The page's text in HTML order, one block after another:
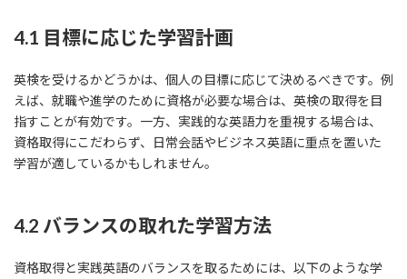
4.1 目標に応じた学習計画
英検を受けるかどうかは、個人の目標に応じて決めるべきです。例
えば、就職や進学のために資格が必要な場合は、英検の取得を目
指すことが有効です。一方、実践的な英語力を重視する場合は、
資格取得にこだわらず、日常会話やビジネス英語に重点を置いた
学習が適しているかもしれません。
4.2 バランスの取れた学習方法
資格取得と実践英語のバランスを取るためには、以下のような学